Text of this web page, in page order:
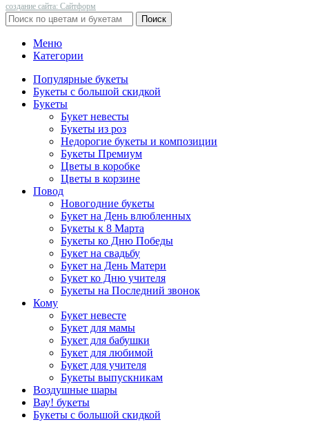
создание сайта: Сайтформ
Поиск
Меню
Категории
Популярные букеты
Букеты с большой скидкой
Букеты
Букет невесты
Букеты из роз
Недорогие букеты и композиции
Букеты Премиум
Цветы в коробке
Цветы в корзине
Повод
Новогодние букеты
Букет на День влюбленных
Букеты к 8 Марта
Букеты ко Дню Победы
Букет на свадьбу
Букет на День Матери
Букет ко Дню учителя
Букеты на Последний звонок
Кому
Букет невесте
Букет для мамы
Букет для бабушки
Букет для любимой
Букет для учителя
Букеты выпускникам
Воздушные шары
Вау! букеты
Букеты с большой скидкой